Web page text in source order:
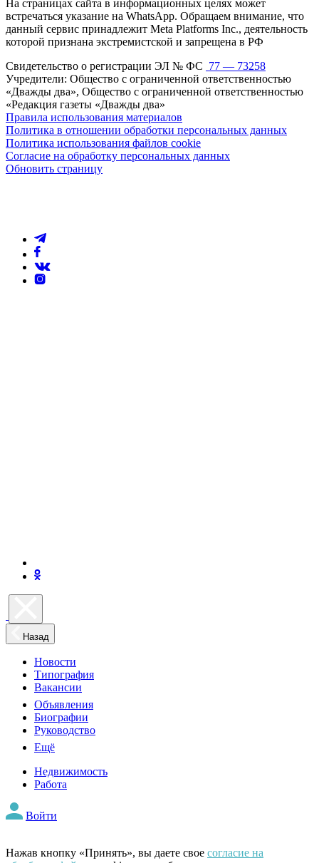
На страницах сайта в информационных целях может
встречаться указание на WhatsApp. Обращаем внимание, что
данный сервис принадлежит Meta Platforms Inc., деятельность
которой признана экстремистской и запрещена в РФ
Свидетельство о регистрации ЭЛ № ФС 77 — 73258
Учредители: Общество с ограниченной ответственностью
«Дважды два», Общество с ограниченной ответственностью
«Редакция газеты «Дважды два»
Правила использования материалов
Политика в отношении обработки персональных данных
Политика использования файлов cookie
Согласие на обработку персональных данных
Обновить страницу
Назад
Новости
Типография
Вакансии
Объявления
Биографии
Руководство
Ещё
Недвижимость
Работа
Войти
Нажав кнопку «Принять», вы даете свое согласие на